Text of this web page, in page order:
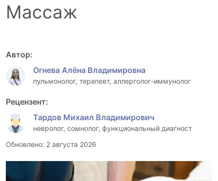
Массаж
Автор:
Огнева Алёна Владимировна
пульмонолог, терапевт, аллерголог-иммунолог
Рецензент:
Тардов Михаил Владимирович
невролог, сомнолог, функциональный диагност
Обновлено: 2 августа 2026